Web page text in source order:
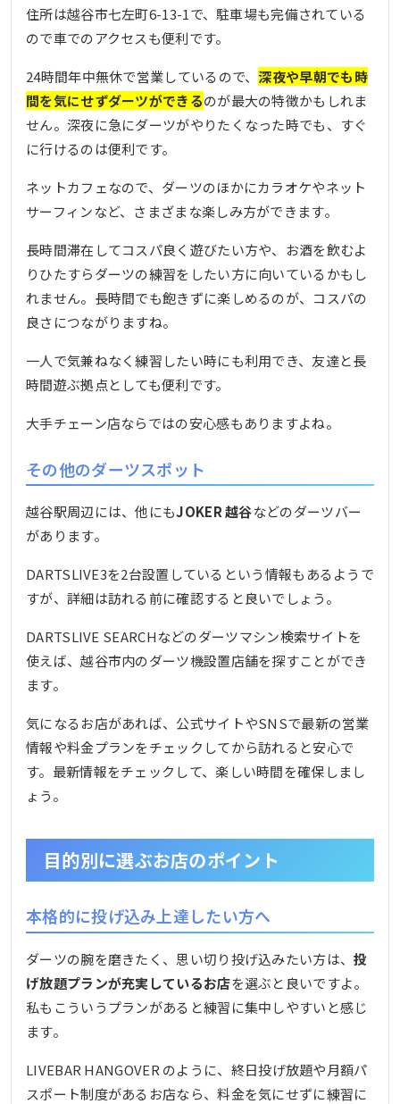
住所は越谷市七左町6-13-1で、駐車場も完備されている
ので車でのアクセスも便利です。
24時間年中無休で営業しているので、深夜や早朝でも時
間を気にせずダーツができるのが最大の特徴かもしれま
せん。深夜に急にダーツがやりたくなった時でも、すぐ
に行けるのは便利です。
ネットカフェなので、ダーツのほかにカラオケやネット
サーフィンなど、さまざまな楽しみ方ができます。
長時間滞在してコスパ良く遊びたい方や、お酒を飲むよ
りひたすらダーツの練習をしたい方に向いているかもし
れません。長時間でも飽きずに楽しめるのが、コスパの
良さにつながりますね。
一人で気兼ねなく練習したい時にも利用でき、友達と長
時間遊ぶ拠点としても便利です。
大手チェーン店ならではの安心感もありますよね。
その他のダーツスポット
越谷駅周辺には、他にもJOKER 越谷などのダーツバー
があります。
DARTSLIVE3を2台設置しているという情報もあるようで
すが、詳細は訪れる前に確認すると良いでしょう。
DARTSLIVE SEARCHなどのダーツマシン検索サイトを
使えば、越谷市内のダーツ機設置店舗を探すことができ
ます。
気になるお店があれば、公式サイトやSNSで最新の営業
情報や料金プランをチェックしてから訪れると安心で
す。最新情報をチェックして、楽しい時間を確保しまし
ょう。
目的別に選ぶお店のポイント
本格的に投げ込み上達したい方へ
ダーツの腕を磨きたく、思い切り投げ込みたい方は、投
げ放題プランが充実しているお店を選ぶと良いですよ。
私もこういうプランがあると練習に集中しやすいと感じ
ます。
LIVEBAR HANGOVER のように、終日投げ放題や月額パ
スポート制度があるお店なら、料金を気にせずに練習に